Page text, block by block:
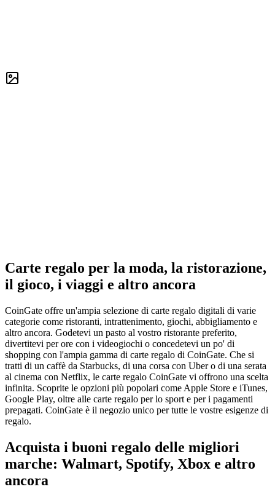
Carte regalo per la moda, la ristorazione,
il gioco, i viaggi e altro ancora
CoinGate offre un'ampia selezione di carte regalo digitali di varie
categorie come ristoranti, intrattenimento, giochi, abbigliamento e
altro ancora. Godetevi un pasto al vostro ristorante preferito,
divertitevi per ore con i videogiochi o concedetevi un po' di
shopping con l'ampia gamma di carte regalo di CoinGate. Che si
tratti di un caffè da Starbucks, di una corsa con Uber o di una serata
al cinema con Netflix, le carte regalo CoinGate vi offrono una scelta
infinita. Scoprite le opzioni più popolari come Apple Store e iTunes,
Google Play, oltre alle carte regalo per lo sport e per i pagamenti
prepagati. CoinGate è il negozio unico per tutte le vostre esigenze di
regalo.
Acquista i buoni regalo delle migliori
marche: Walmart, Spotify, Xbox e altro
ancora